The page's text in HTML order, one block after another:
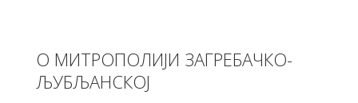
О МИТРОПОЛИЈИ ЗАГРЕБАЧКО-
ЉУБЉАНСКОЈ